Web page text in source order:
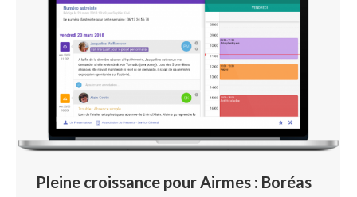
Pleine croissance pour Airmes : Boréas